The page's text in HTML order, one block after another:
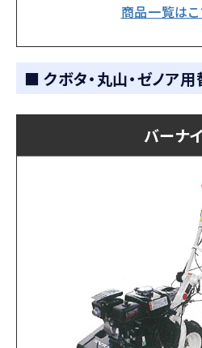
商品一覧は
■ クボタ・丸山・ゼノア
バーナ